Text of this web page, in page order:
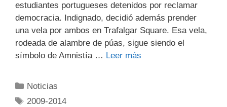
estudiantes portugueses detenidos por reclamar
democracia. Indignado, decidió además prender
una vela por ambos en Trafalgar Square. Esa vela,
rodeada de alambre de púas, sigue siendo el
símbolo de Amnistía … Leer más
Noticias
2009-2014